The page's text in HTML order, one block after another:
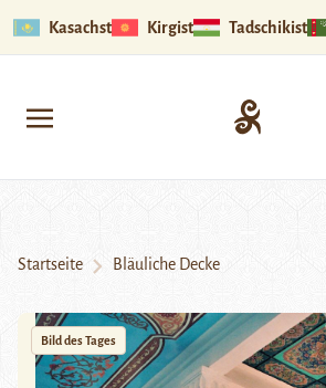
Kasachstan Kirgistan Tadschikistan
Startseite Bläuliche Decke
Bild des Tages